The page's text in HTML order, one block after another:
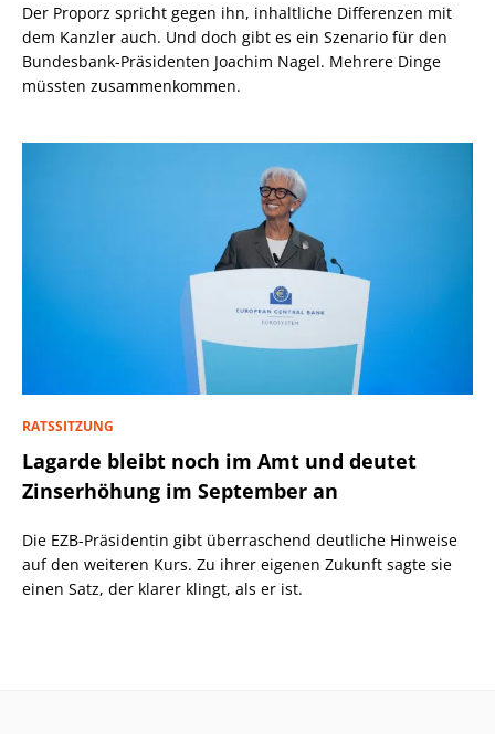
Der Proporz spricht gegen ihn, inhaltliche Differenzen mit
dem Kanzler auch. Und doch gibt es ein Szenario für den
Bundesbank-Präsidenten Joachim Nagel. Mehrere Dinge
müssten zusammenkommen.
RATSSITZUNG
Lagarde bleibt noch im Amt und deutet
Zinserhöhung im September an
Die EZB-Präsidentin gibt überraschend deutliche Hinweise
auf den weiteren Kurs. Zu ihrer eigenen Zukunft sagte sie
einen Satz, der klarer klingt, als er ist.